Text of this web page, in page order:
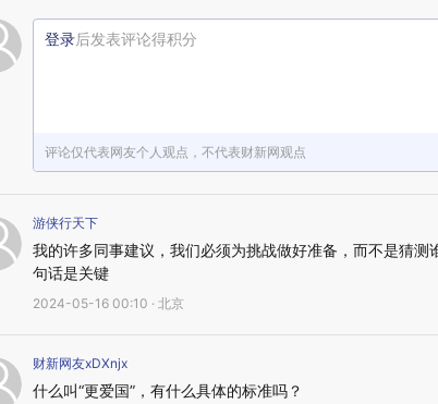
登录后发表评论得积分
评论仅代表网友个人观点，不代表财新网观点
游侠行天下
我的许多同事建议，我们必须为挑战做好准备，而不是猜测
句话是关键
2024-05-16 00:10 · 北京
财新网友xDXnjx
什么叫“更爱国”，有什么具体的标准吗？